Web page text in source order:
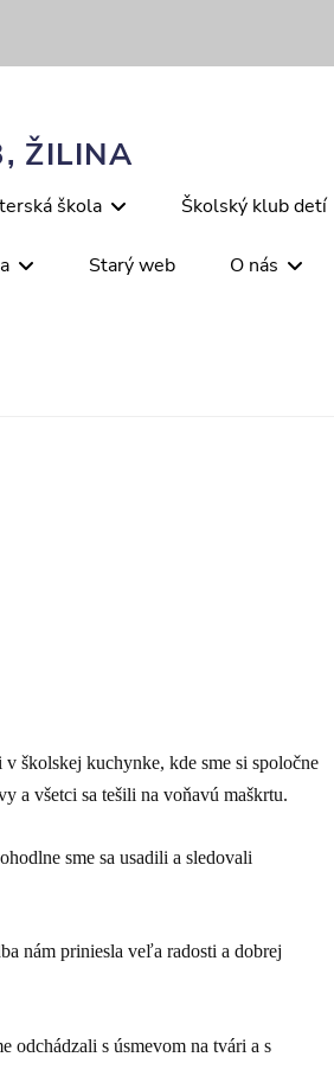
ŽILINA
škola Školský klub detí
Starý web O nás
školskej kuchynke, kde sme si spoločne
a všetci sa tešili na voňavú maškrtu.
sme sa usadili a sledovali
nám priniesla veľa radosti a dobrej
odchádzali s úsmevom na tvári a s